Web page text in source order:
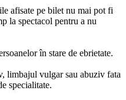
afisate pe bilet nu mai pot fi
la spectacol pentru a nu
în stare de ebrietate.
limbajul vulgar sau abuziv fata
specialitate.